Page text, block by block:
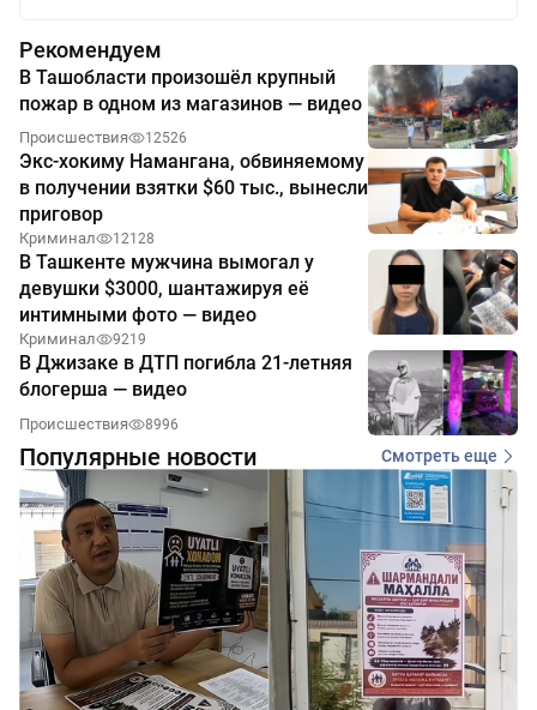
Рекомендуем
В Ташобласти произошёл крупный
пожар в одном из магазинов — видео
Происшествия 12526
Экс-хокиму Намангана, обвиняемому
в получении взятки $60 тыс., вынесли
приговор
Криминал 12128
В Ташкенте мужчина вымогал у
девушки $3000, шантажируя её
интимными фото — видео
Криминал 9219
В Джизаке в ДТП погибла 21-летняя
блогерша — видео
Происшествия 8996
Популярные новости Смотреть еще